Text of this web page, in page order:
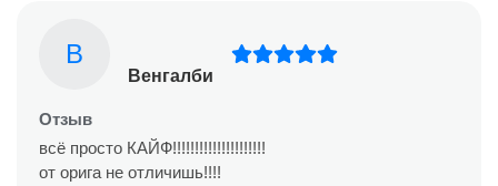
В
Венгалби
Отзыв
всё просто КАЙФ!!!!!!!!!!!!!!!!!!!!!
от орига не отличишь!!!!